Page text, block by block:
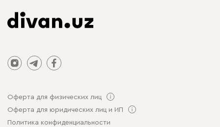
Оферта для физических лиц
Оферта для юридических лиц и ИП
Политика конфиденциальности